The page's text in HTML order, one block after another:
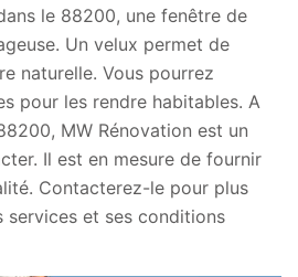
le 88200, une fenêtre de
Un velux permet de
naturelle. Vous pourrez
pour les rendre habitables. A
MW Rénovation est un
Il est en mesure de fournir
Contacterez-le pour plus
services et ses conditions